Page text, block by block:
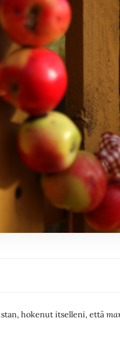
hokenut itselleni, että